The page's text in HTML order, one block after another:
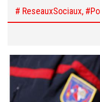
# ReseauxSociaux,